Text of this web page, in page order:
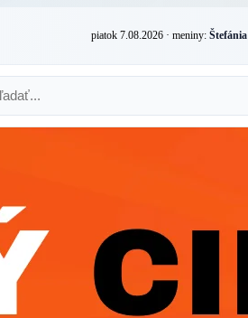
piatok 7.08.2026 · meniny: Štefánia